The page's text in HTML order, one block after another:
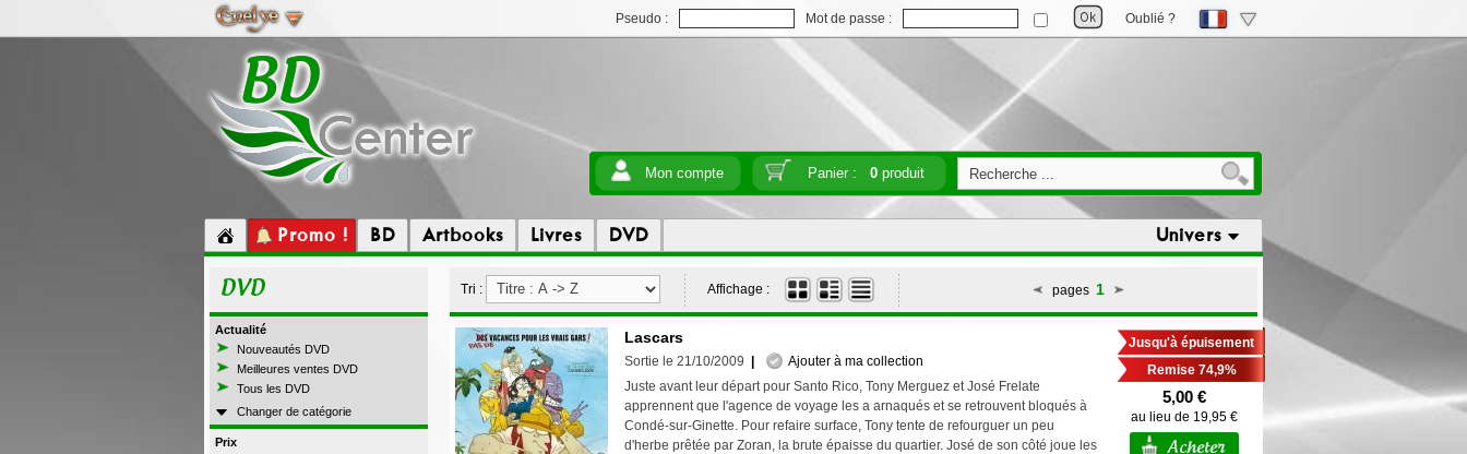
Pseudo : Mot de passe : Oublié ?
Mon compte Panier : 0produit
Promo ! BD Artbooks Livres DVD Univers
DVD
Actualité
Nouveautés DVD
Meilleures ventes DVD
Tous les DVD
Changer de catégorie
Prix
Tri : Affichage : pages 1
Lascars
Sortie le 21/10/2009
Ajouter à ma collection
Juste avant leur départ pour Santo Rico, Tony Merguez et José Frelate
apprennent que l'agence de voyage les a arnaqués et se retrouvent bloqués à
Condé-sur-Ginette. Pour refaire surface, Tony tente de refourguer un peu
d'herbe prêtée par Zoran, la brute épaisse du quartier. José de son côté joue les
Jusqu'à épuisement
Remise 74,9%
5,00 €
au lieu de 19,95 €